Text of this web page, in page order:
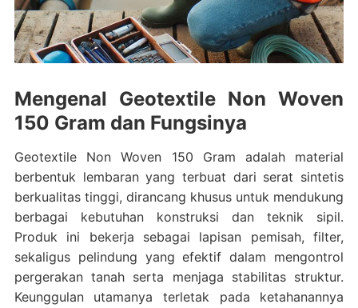
Mengenal Geotextile Non Woven
150 Gram dan Fungsinya
Geotextile Non Woven 150 Gram adalah material
berbentuk lembaran yang terbuat dari serat sintetis
berkualitas tinggi, dirancang khusus untuk mendukung
berbagai kebutuhan konstruksi dan teknik sipil.
Produk ini bekerja sebagai lapisan pemisah, filter,
sekaligus pelindung yang efektif dalam mengontrol
pergerakan tanah serta menjaga stabilitas struktur.
Keunggulan utamanya terletak pada ketahanannya